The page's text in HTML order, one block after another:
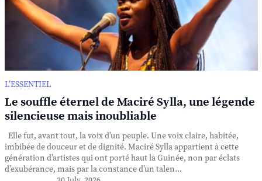
L’ESSENTIEL
Le souffle éternel de Maciré Sylla, une légende
silencieuse mais inoubliable
Elle fut, avant tout, la voix d’un peuple. Une voix claire, habitée,
imbibée de douceur et de dignité. Maciré Sylla appartient à cette
génération d’artistes qui ont porté haut la Guinée, non par éclats
d’exubérance, mais par la constance d’un talen...